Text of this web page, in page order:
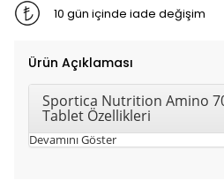
10 gün içinde iade değişim
Ürün Açıklaması
Sportica Nutrition Amino
Tablet Özellikleri
Devamını Göster